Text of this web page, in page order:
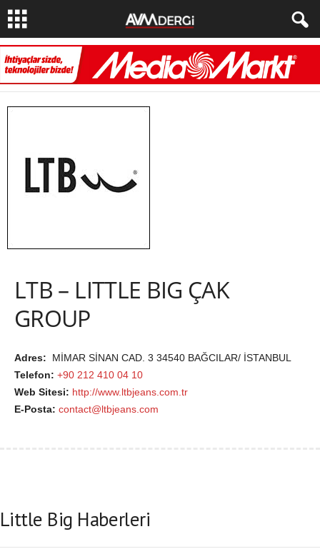
LTB – LITTLE BIG ÇAK
GROUP
Adres: MİMAR SİNAN CAD. 3 34540 BAĞCILAR/ İSTANBUL
Telefon: +90 212 410 04 10
Web Sitesi: http://www.ltbjeans.com.tr
E-Posta: contact@ltbjeans.com
Little Big Haberleri